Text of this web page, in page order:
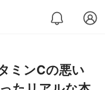
ミンCの悪い